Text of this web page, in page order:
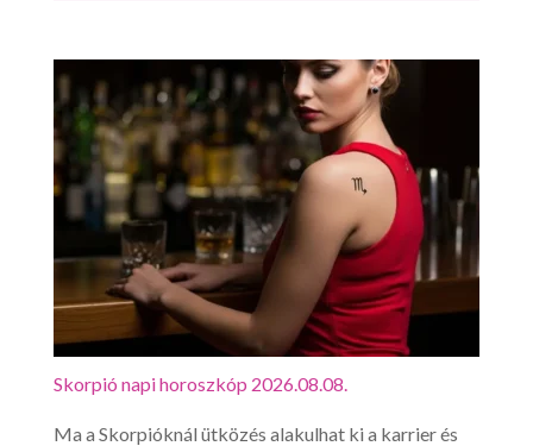
Skorpió napi horoszkóp 2026.08.08.
Ma a Skorpióknál ütközés alakulhat ki a karrier és